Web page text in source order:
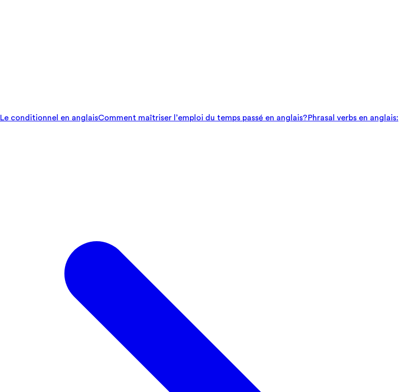
Le conditionnel en anglaisComment maîtriser l’emploi du temps passé en anglais?Phrasal verbs en anglais: